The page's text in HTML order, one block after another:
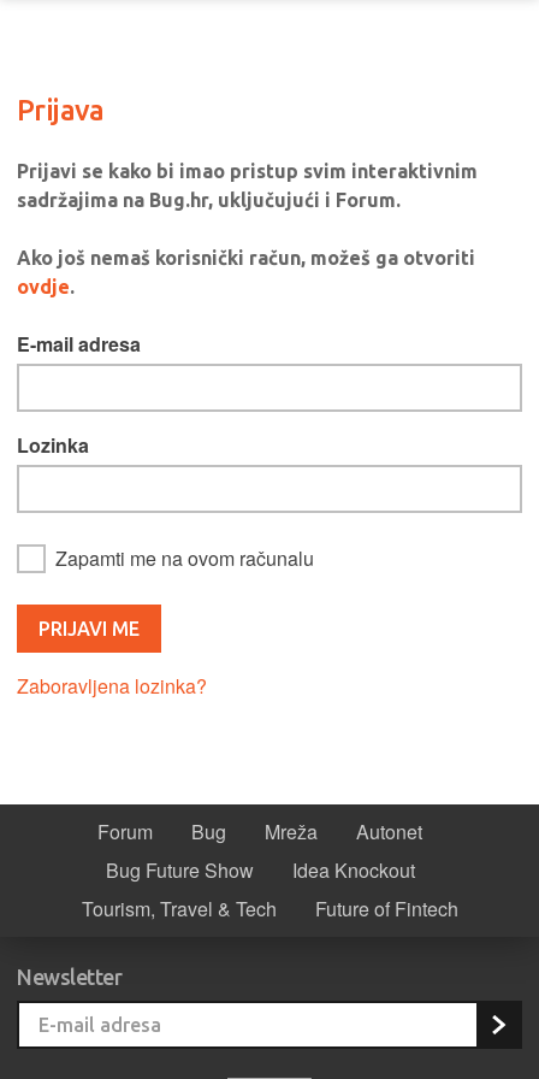
Prijava
Prijavi se kako bi imao pristup svim interaktivnim
sadržajima na Bug.hr, uključujući i Forum.
Ako još nemaš korisnički račun, možeš ga otvoriti
ovdje.
E-mail adresa
Lozinka
Zapamti me na ovom računalu
Zaboravljena lozinka?
Forum Bug Mreža
Autonet
Bug Future Show
Idea Knockout
Tourism, Travel & Tech
Future of Fintech
Newsletter